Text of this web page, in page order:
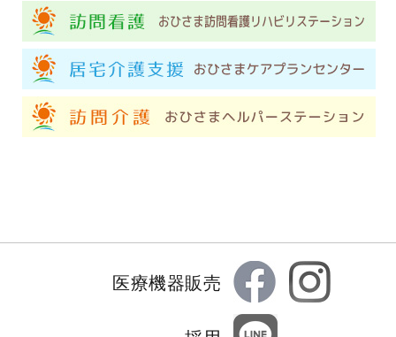
医療機器販売